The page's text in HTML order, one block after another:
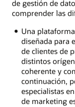
de gestión de
comprender las
Una
diseñada para
de clientes de
distintos
coherente y
continuación,
especialistas
de marketing